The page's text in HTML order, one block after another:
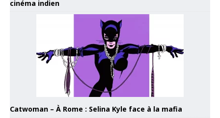
cinéma indien
Catwoman – À Rome : Selina Kyle face à la mafia